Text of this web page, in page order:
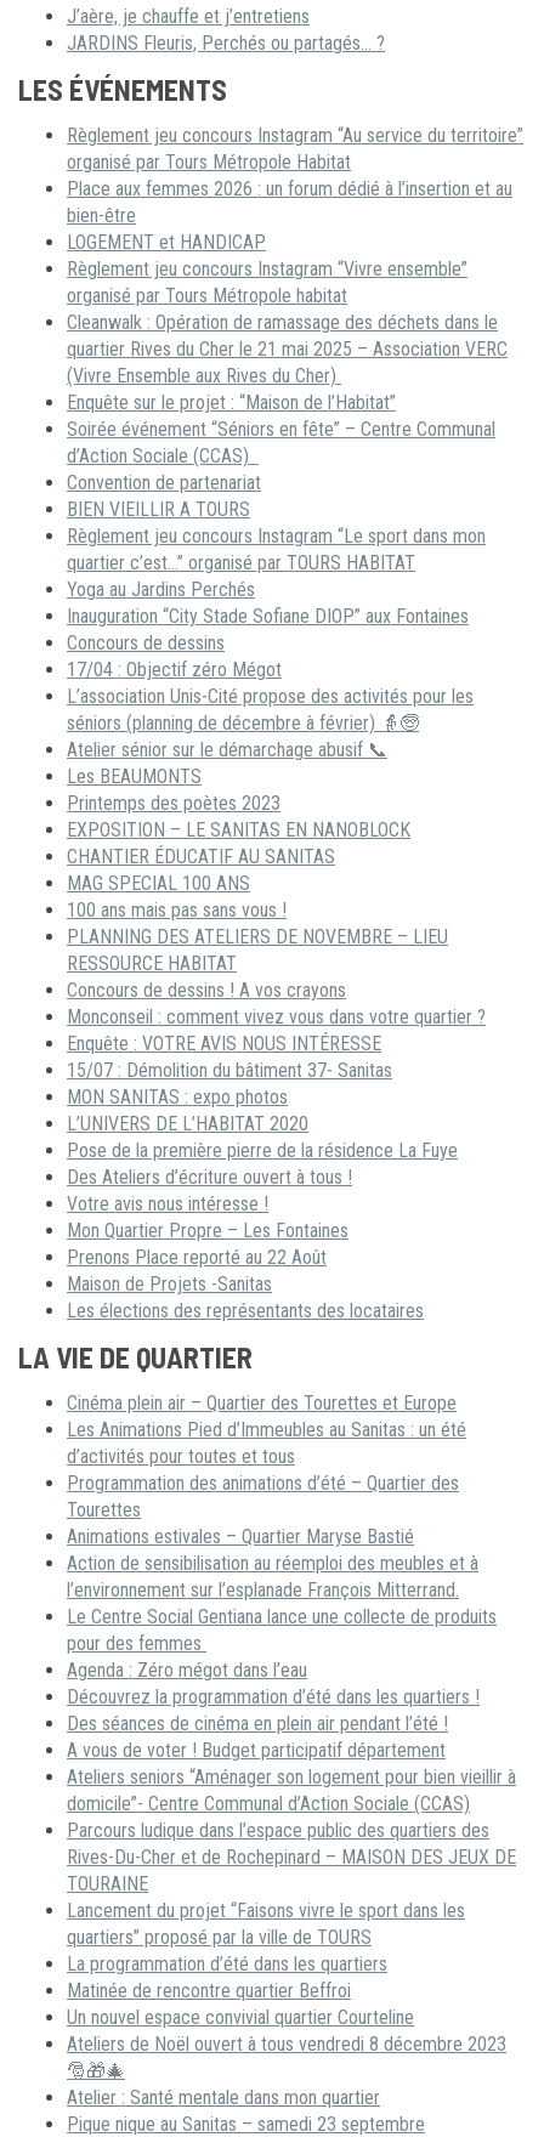
J’aère, je chauffe et j’entretiens
JARDINS Fleuris, Perchés ou partagés… ?
LES ÉVÉNEMENTS
Règlement jeu concours Instagram “Au service du territoire”
organisé par Tours Métropole Habitat
Place aux femmes 2026 : un forum dédié à l’insertion et au
bien-être
LOGEMENT et HANDICAP
Règlement jeu concours Instagram “Vivre ensemble”
organisé par Tours Métropole habitat
Cleanwalk : Opération de ramassage des déchets dans le
quartier Rives du Cher le 21 mai 2025 – Association VERC
(Vivre Ensemble aux Rives du Cher)
Enquête sur le projet : “Maison de l’Habitat”
Soirée événement “Séniors en fête” – Centre Communal
d’Action Sociale (CCAS)
Convention de partenariat
BIEN VIEILLIR A TOURS
Règlement jeu concours Instagram “Le sport dans mon
quartier c’est…” organisé par TOURS HABITAT
Yoga au Jardins Perchés
Inauguration “City Stade Sofiane DIOP” aux Fontaines
Concours de dessins
17/04 : Objectif zéro Mégot
L’association Unis-Cité propose des activités pour les
séniors (planning de décembre à février) 👵🧓
Atelier sénior sur le démarchage abusif 📞
Les BEAUMONTS
Printemps des poètes 2023
EXPOSITION – LE SANITAS EN NANOBLOCK
CHANTIER ÉDUCATIF AU SANITAS
MAG SPECIAL 100 ANS
100 ans mais pas sans vous !
PLANNING DES ATELIERS DE NOVEMBRE – LIEU
RESSOURCE HABITAT
Concours de dessins ! A vos crayons
Monconseil : comment vivez vous dans votre quartier ?
Enquête : VOTRE AVIS NOUS INTÉRESSE
15/07 : Démolition du bâtiment 37- Sanitas
MON SANITAS : expo photos
L’UNIVERS DE L’HABITAT 2020
Pose de la première pierre de la résidence La Fuye
Des Ateliers d’écriture ouvert à tous !
Votre avis nous intéresse !
Mon Quartier Propre – Les Fontaines
Prenons Place reporté au 22 Août
Maison de Projets -Sanitas
Les élections des représentants des locataires
LA VIE DE QUARTIER
Cinéma plein air – Quartier des Tourettes et Europe
Les Animations Pied d’Immeubles au Sanitas : un été
d’activités pour toutes et tous
Programmation des animations d’été – Quartier des
Tourettes
Animations estivales – Quartier Maryse Bastié
Action de sensibilisation au réemploi des meubles et à
l’environnement sur l’esplanade François Mitterrand.
Le Centre Social Gentiana lance une collecte de produits
pour des femmes
Agenda : Zéro mégot dans l’eau
Découvrez la programmation d’été dans les quartiers !
Des séances de cinéma en plein air pendant l’été !
A vous de voter ! Budget participatif département
Ateliers seniors “Aménager son logement pour bien vieillir à
domicile”- Centre Communal d’Action Sociale (CCAS)
Parcours ludique dans l’espace public des quartiers des
Rives-Du-Cher et de Rochepinard – MAISON DES JEUX DE
TOURAINE
Lancement du projet “Faisons vivre le sport dans les
quartiers” proposé par la ville de TOURS
La programmation d’été dans les quartiers
Matinée de rencontre quartier Beffroi
Un nouvel espace convivial quartier Courteline
Ateliers de Noël ouvert à tous vendredi 8 décembre 2023
🎅🎁🎄
Atelier : Santé mentale dans mon quartier
Pique nique au Sanitas – samedi 23 septembre